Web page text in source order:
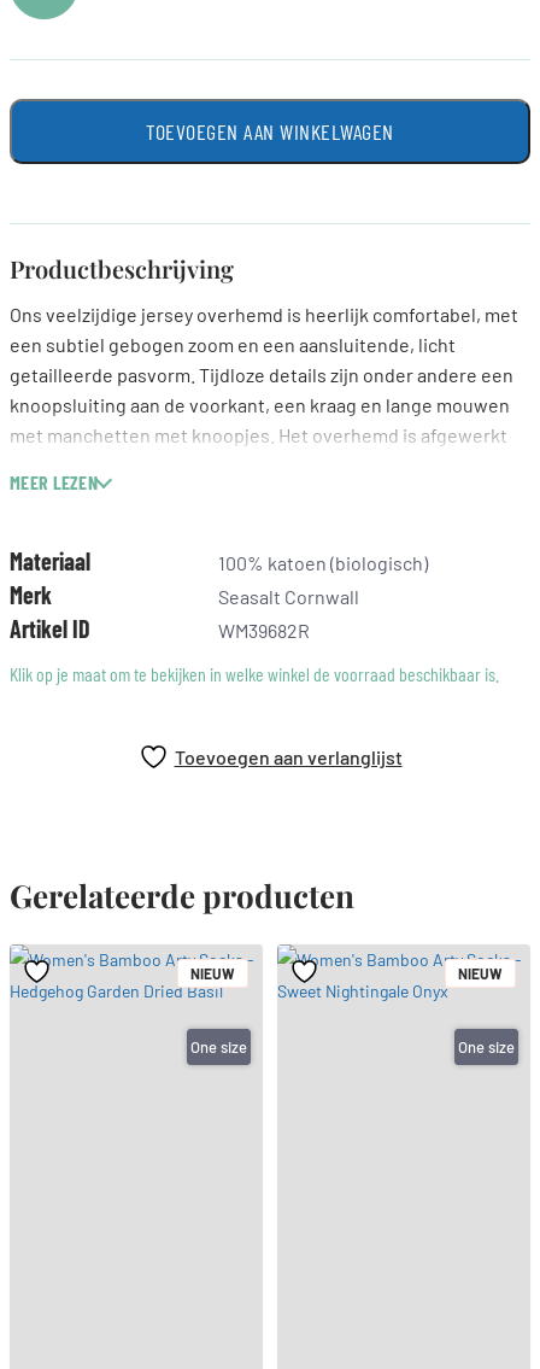
TOEVOEGEN AAN WINKELWAGEN
Productbeschrijving
Ons veelzijdige jersey overhemd is heerlijk comfortabel, met
een subtiel gebogen zoom en een aansluitende, licht
getailleerde pasvorm. Tijdloze details zijn onder andere een
knoopsluiting aan de voorkant, een kraag en lange mouwen
met manchetten met knoopjes. Het overhemd is afgewerkt
gedrapeerd over een jurk als een lichte extra laag.
Licht getailleerde pasvorm
Kraag
Manchetten met knoopjes
Knoopsluiting
MEER LEZEN
Materiaal 100% katoen (biologisch)
Merk Seasalt Cornwall
Artikel ID
WM39682R
Klik op je maat om te bekijken in welke winkel de voorraad beschikbaar is.
Toevoegen aan verlanglijst
Gerelateerde producten
NIEUW
One size
NIEUW
One size